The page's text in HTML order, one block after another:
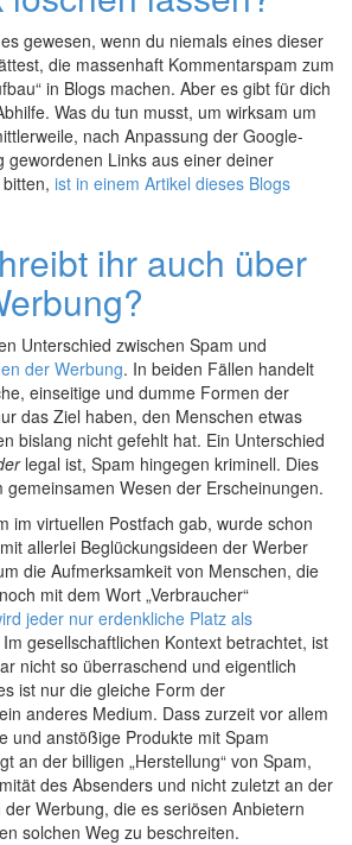
gewesen, wenn du niemals eines dieser
die massenhaft Kommentarspam zum
in Blogs machen. Aber es gibt für dich
Was du tun musst, um wirksam um
nach Anpassung der Google-
gewordenen Links aus einer deiner
ist in einem Artikel dieses Blogs
ihr auch über
Unterschied zwischen Spam und
der Werbung. In beiden Fällen handelt
einseitige und dumme Formen der
das Ziel haben, den Menschen etwas
bislang nicht gefehlt hat. Ein Unterschied
legal ist, Spam hingegen kriminell. Dies
Wesen der Erscheinungen.
im virtuellen Postfach gab, wurde schon
allerlei Beglückungsideen der Werber
die Aufmerksamkeit von Menschen, die
mit dem Wort „Verbraucher“
jeder nur erdenkliche Platz als
Im gesellschaftlichen Kontext betrachtet, ist
nicht so überraschend und eigentlich
ist nur die gleiche Form der
anderes Medium. Dass zurzeit vor allem
und anstößige Produkte mit Spam
an der billigen „Herstellung“ von Spam,
des Absenders und nicht zuletzt an der
Werbung, die es seriösen Anbietern
solchen Weg zu beschreiten.